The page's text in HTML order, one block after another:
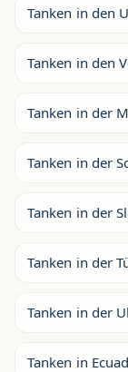
Tanken in den
Tanken in den
Tanken in der
Tanken in der
Tanken in der
Tanken in der
Tanken in der
Tanken in